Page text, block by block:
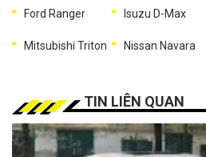
Ford Ranger Isuzu D-Max
Mitsubishi Triton Nissan Navara
TIN LIÊN QUAN